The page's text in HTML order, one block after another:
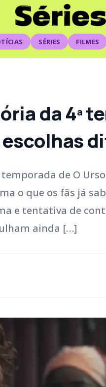
SÉRIES FILMES
da 4ª
de O
o que os fãs já
e tentativa de
ainda […]